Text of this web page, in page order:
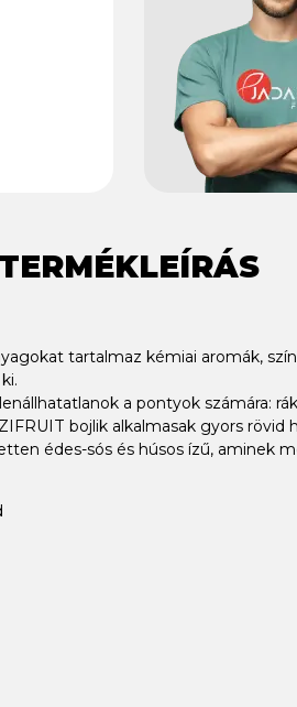
TERMÉKLEÍRÁS
tartalmaz kémiai aromák,
a pontyok számára:
bojlik alkalmasak gyors
édes-sós és húsos ízű, aminek